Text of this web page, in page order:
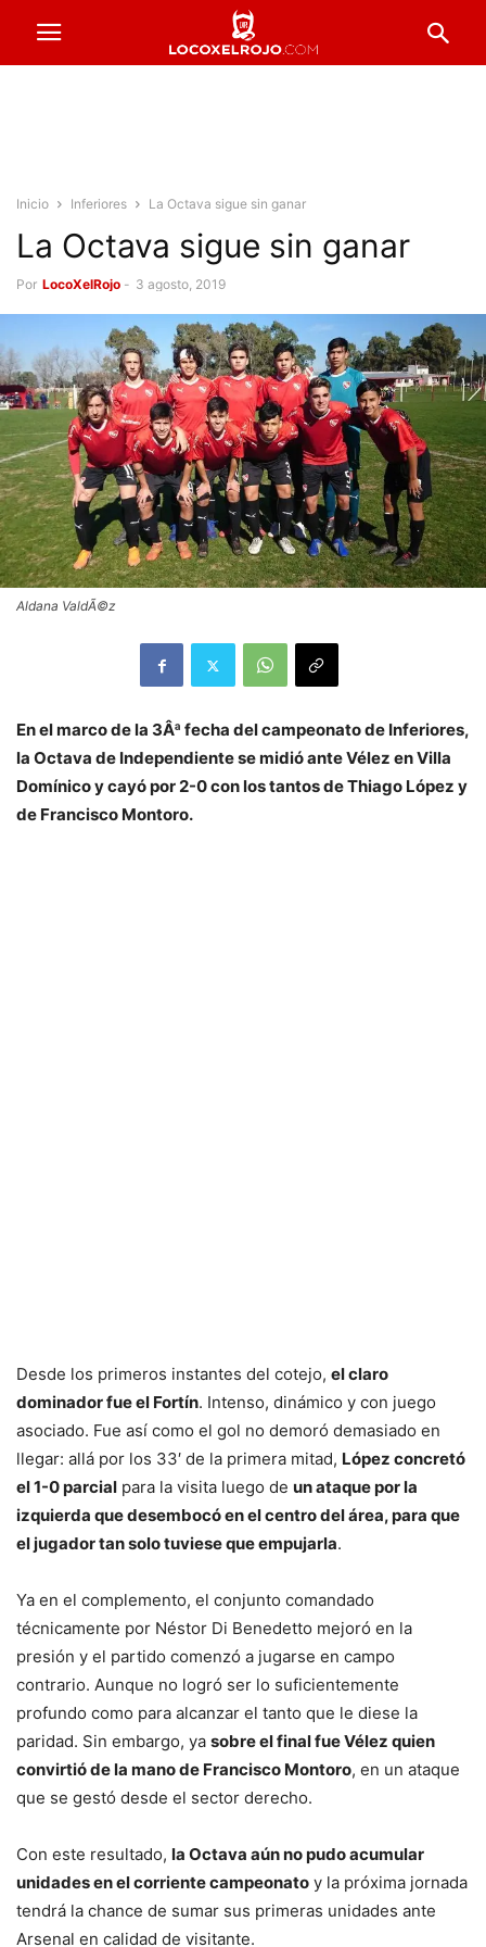
Inicio Inferiores La Octava sigue sin ganar
La Octava sigue sin ganar
Por LocoXelRojo - 3 agosto, 2019
Aldana ValdÃ©z
En el marco de la 3Âª fecha del campeonato de Inferiores,
la Octava de Independiente se midió ante Vélez en Villa
Domínico y cayó por 2-0 con los tantos de Thiago López y
de Francisco Montoro.
Desde los primeros instantes del cotejo, el claro
dominador fue el Fortín. Intenso, dinámico y con juego
asociado. Fue así como el gol no demoró demasiado en
llegar: allá por los 33′ de la primera mitad, López concretó
el 1-0 parcial para la visita luego de un ataque por la
izquierda que desembocó en el centro del área, para que
el jugador tan solo tuviese que empujarla.
Ya en el complemento, el conjunto comandado
técnicamente por Néstor Di Benedetto mejoró en la
presión y el partido comenzó a jugarse en campo
contrario. Aunque no logró ser lo suficientemente
profundo como para alcanzar el tanto que le diese la
paridad. Sin embargo, ya sobre el final fue Vélez quien
convirtió de la mano de Francisco Montoro, en un ataque
que se gestó desde el sector derecho.
Con este resultado, la Octava aún no pudo acumular
unidades en el corriente campeonato y la próxima jornada
tendrá la chance de sumar sus primeras unidades ante
Arsenal en calidad de visitante.